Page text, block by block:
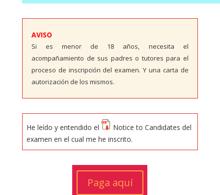
AVISO
Si es menor de 18 años, necesita el
acompañamiento de sus padres o tutores para el
proceso de inscripción del examen. Y una carta de
autorización de los mismos.
He leído y entendido el
Notice to Candidates del
examen en el cual me he inscrito.
Paga aquí